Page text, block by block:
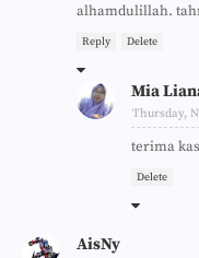
alhamdulillah.
Reply Delete
Mia
Thursday,
terima
Delete
AisNy